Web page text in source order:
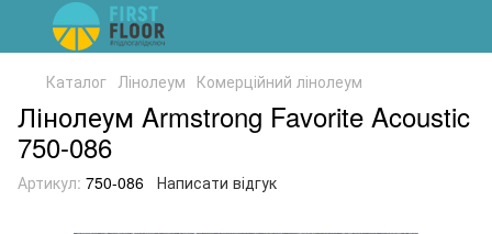
Каталог Лінолеум Комерційний лінолеум
Лінолеум Armstrong Favorite Acoustic
750-086
Артикул: 750-086 Написати відгук